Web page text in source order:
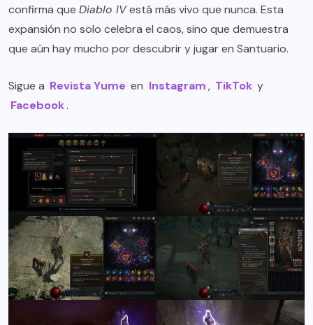
confirma que Diablo IVestá más vivo que nunca. Esta
expansión no solo celebra el caos, sino que demuestra
que aún hay mucho por descubrir y jugar en Santuario.
Sigue a Revista Yume en Instagram, TikTok y
Facebook.